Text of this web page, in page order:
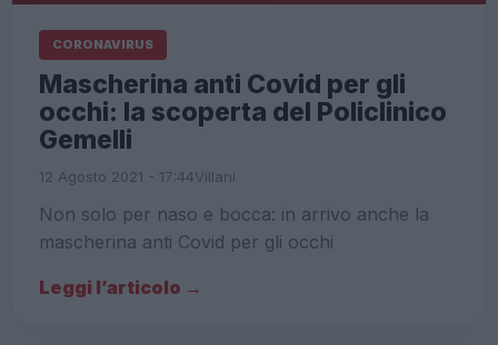
CORONAVIRUS
Mascherina anti Covid per gli
occhi: la scoperta del Policlinico
Gemelli
12 Agosto 2021 - 17:44Villani
Non solo per naso e bocca: in arrivo anche la
mascherina anti Covid per gli occhi
Leggi l’articolo →